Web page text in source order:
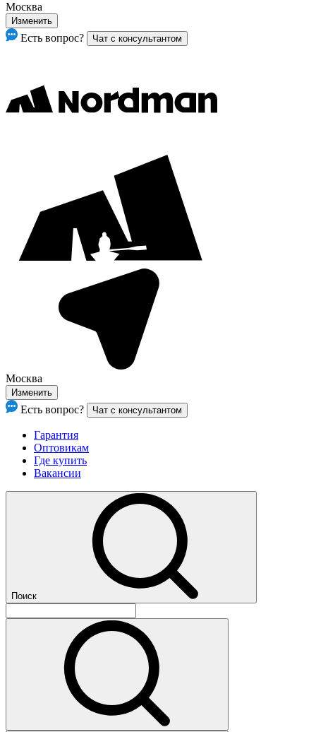
Москва
Изменить
Есть вопрос? Чат с консультантом
Москва
Изменить
Есть вопрос? Чат с консультантом
Гарантия
Оптовикам
Где купить
Вакансии
Поиск